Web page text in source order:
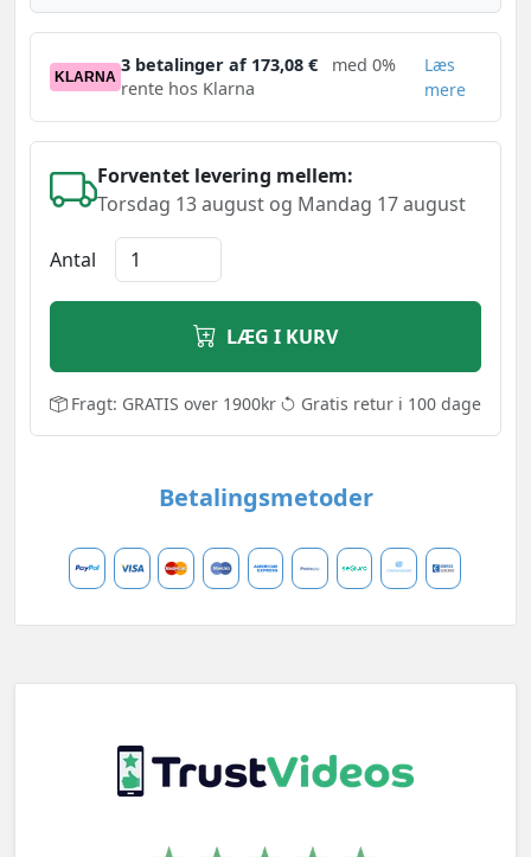
KLARNA
3 betalinger af 173,08 €
med 0%
rente hos Klarna
Læs
mere
Forventet levering mellem:
Torsdag 13 august og Mandag 17 august
Antal
LÆG I KURV
Fragt: GRATIS over 1900kr Gratis retur i 100 dage
Betalingsmetoder